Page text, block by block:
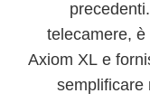
telecamere, è
Axiom XLe
semplificare